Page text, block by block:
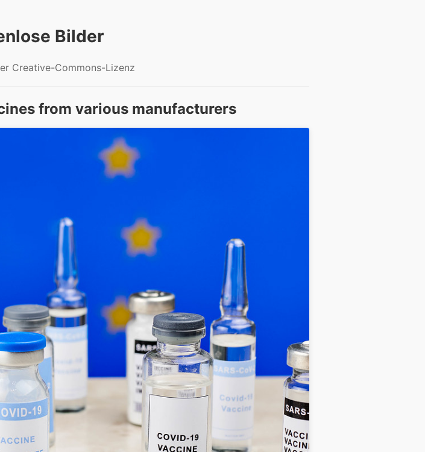
Bilder
Creative-Commons-Lizenz
from various manufacturers